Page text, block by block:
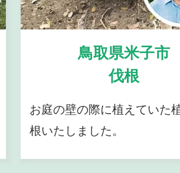
鳥取県米子市
伐根
お庭の壁の際に植えていた
根いたしました。